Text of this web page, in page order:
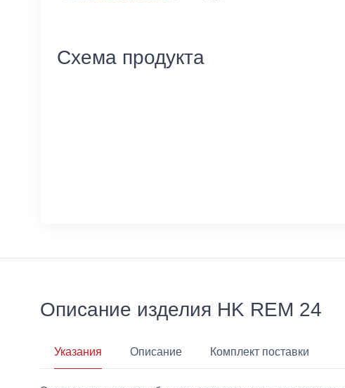
Схема продукта
Описание изделия HK REM 24
Указания Описание Комплект поставки